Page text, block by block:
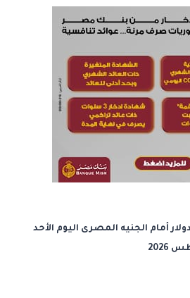
أمام الجنيه المصرى اليوم الأحد